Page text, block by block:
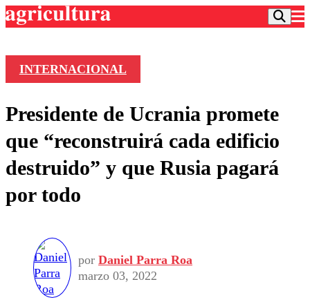
Frecuencias
Agricultura TV
Deportes
Colo Colo
Motor
Torneo Nacional
Universidad Católica
Entretención
Nacional
Política
Vida Social
Programas
Comercial
INTERNACIONAL
Presidente de Ucrania promete
que “reconstruirá cada edificio
destruido” y que Rusia pagará
por todo
por Daniel Parra Roa
marzo 03, 2022